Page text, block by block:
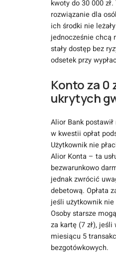
kwoty do 30 000
rozwiązanie dla
ich środki nie
jednocześnie chcą
stały dostęp bez
odsetek przy
Konto za 0
ukrytych
Alior Bank
w kwestii opłat
Użytkownik nie
Alior Konta – ta
bezwarunkowo
jednak zwrócić
debetową. Opłata
jeśli użytkownik nie
Osoby starsze
za kartę (7 zł), jeśli
miesiącu 5
bezgotówkowych.